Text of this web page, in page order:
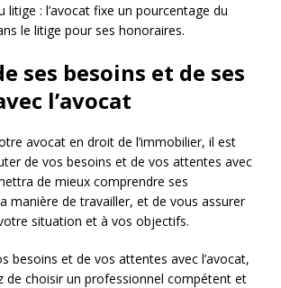
litige : l’avocat fixe un pourcentage du
le litige pour ses honoraires.
ses besoins et de ses
l’avocat
avocat en droit de l’immobilier, il est
de vos besoins et de vos attentes avec
de mieux comprendre ses
manière de travailler, et de vous assurer
situation et à vos objectifs.
besoins et de vos attentes avec l’avocat,
de choisir un professionnel compétent et